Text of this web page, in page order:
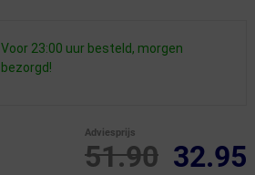
Voor 23:00 uur besteld, morgen
bezorgd!
51.90
Adviesprijs
32.95